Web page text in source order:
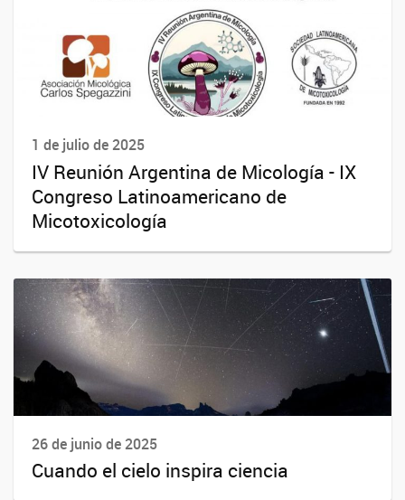
1 de julio de 2025
IV Reunión Argentina de Micología - IX
Congreso Latinoamericano de
Micotoxicología
26 de junio de 2025
Cuando el cielo inspira ciencia